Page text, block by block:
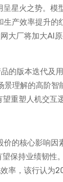
星火之势。模
产效率提升
大厂将加大AI
版本迭代及
理解的高阶
重塑人机交互
的核心影响
保持业绩韧性
率，该行认为